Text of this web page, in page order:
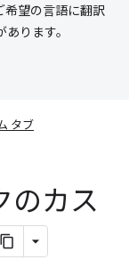
希望の言語に翻訳
ります。
タブ
のカス